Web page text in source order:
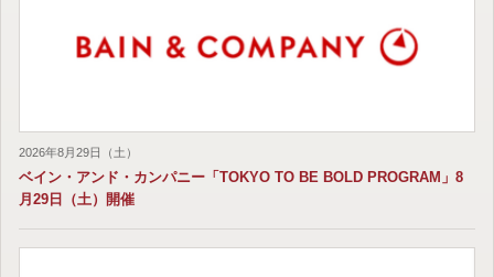
2026年8月29日（土）
ベイン・アンド・カンパニー「TOKYO TO BE BOLD PROGRAM」8
月29日（土）開催